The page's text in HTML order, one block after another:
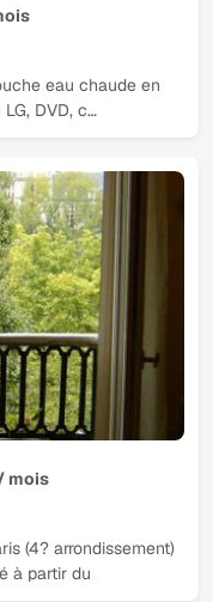
eau chaude en
DVD, c…
mois
(4? arrondissement)
à partir du